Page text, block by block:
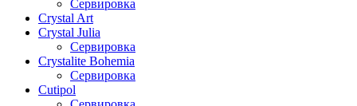
Сервировка
Crystal Art
Crystal Julia
Сервировка
Crystalite Bohemia
Сервировка
Cutipol